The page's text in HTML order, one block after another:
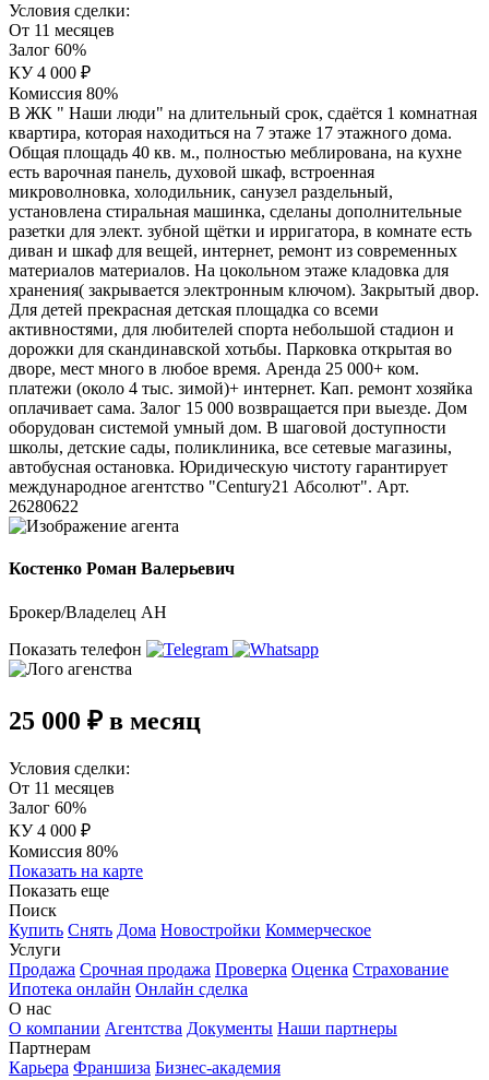
Условия сделки:
От 11 месяцев
Залог 60%
КУ 4 000 ₽
Комиссия 80%
В ЖК " Наши люди" на длительный срок, сдаётся 1 комнатная
квартира, которая находиться на 7 этаже 17 этажного дома.
Общая площадь 40 кв. м., полностью меблирована, на кухне
есть варочная панель, духовой шкаф, встроенная
микроволновка, холодильник, санузел раздельный,
установлена стиральная машинка, сделаны дополнительные
разетки для элект. зубной щётки и ирригатора, в комнате есть
диван и шкаф для вещей, интернет, ремонт из современных
материалов материалов. На цокольном этаже кладовка для
хранения( закрывается электронным ключом). Закрытый двор.
Для детей прекрасная детская площадка со всеми
активностями, для любителей спорта небольшой стадион и
дорожки для скандинавской хотьбы. Парковка открытая во
дворе, мест много в любое время. Аренда 25 000+ ком.
платежи (около 4 тыс. зимой)+ интернет. Кап. ремонт хозяйка
оплачивает сама. Залог 15 000 возвращается при выезде. Дом
оборудован системой умный дом. В шаговой доступности
школы, детские сады, поликлиника, все сетевые магазины,
автобусная остановка. Юридическую чистоту гарантирует
международное агентство "Century21 Абсолют". Арт.
26280622
Костенко Роман Валерьевич
Брокер/Владелец АН
Показать телефон
25 000 ₽ в месяц
Условия сделки:
От 11 месяцев
Залог 60%
КУ 4 000 ₽
Комиссия 80%
Показать на карте
Показать еще
Поиск
Купить Снять Дома Новостройки Коммерческое
Услуги
Продажа Срочная продажа Проверка Оценка Страхование
Ипотека онлайн Онлайн сделка
О нас
О компании Агентства Документы Наши партнеры
Партнерам
Карьера Франшиза Бизнес-академия